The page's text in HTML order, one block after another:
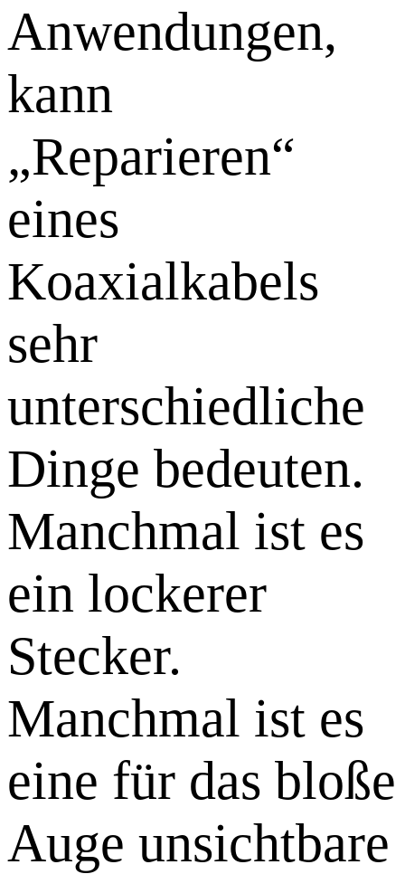
Anwendungen,
kann
„Reparieren“
eines
Koaxialkabels
sehr
unterschiedliche
Dinge bedeuten.
Manchmal ist es
ein lockerer
Stecker.
Manchmal ist es
eine für das bloße
Auge unsichtbare